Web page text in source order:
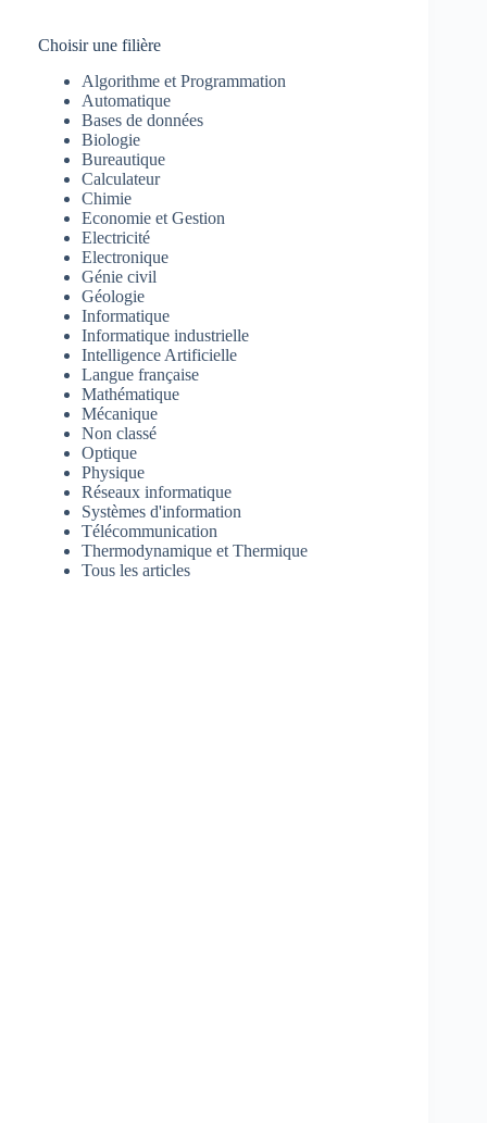
Choisir une filière
Algorithme et Programmation
Automatique
Bases de données
Biologie
Bureautique
Calculateur
Chimie
Economie et Gestion
Electricité
Electronique
Génie civil
Géologie
Informatique
Informatique industrielle
Intelligence Artificielle
Langue française
Mathématique
Mécanique
Non classé
Optique
Physique
Réseaux informatique
Systèmes d'information
Télécommunication
Thermodynamique et Thermique
Tous les articles